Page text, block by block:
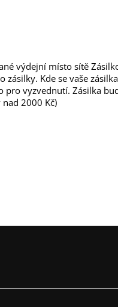
výdejní místo sítě
zásilky. Kde se vaše
pro vyzvednutí. Zásilka
2000 Kč)